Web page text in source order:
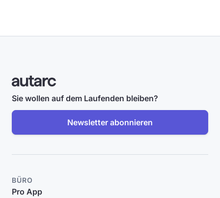
Sie wollen auf dem Laufenden bleiben?
Newsletter abonnieren
BÜRO
Pro App